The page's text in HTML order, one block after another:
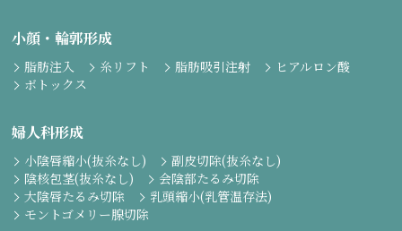
小顔・輪郭形成
脂肪注入 糸リフト 脂肪吸引注射
ヒアルロン酸
ボトックス
婦人科形成
小陰唇縮小(抜糸なし)
副皮切除(抜糸なし)
陰核包茎(抜糸なし)
会陰部たるみ切除
大陰唇たるみ切除
乳頭縮小(乳管温存法)
モントゴメリー腺切除